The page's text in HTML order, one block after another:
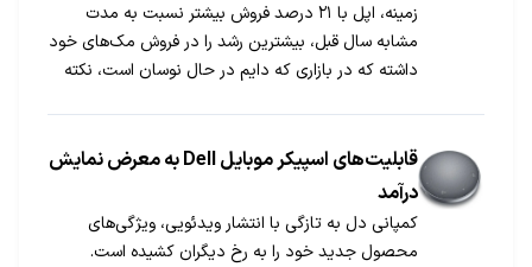
زمینه، اپل با ۲۱ درصد فروش بیشتر نسبت به مدت
مشابه سال قبل، بیشترین رشد را در فروش مک‌های خود
داشته که در بازاری که دایم در حال نوسان است، نکته
قابلیت‌های اسپیکر موبایل Dell به معرض نمایش
درآمد
کمپانی دل به تازگی با انتشار ویدئویی، ویژگی‌های
محصول جدید خود را به رخ دیگران کشیده است.